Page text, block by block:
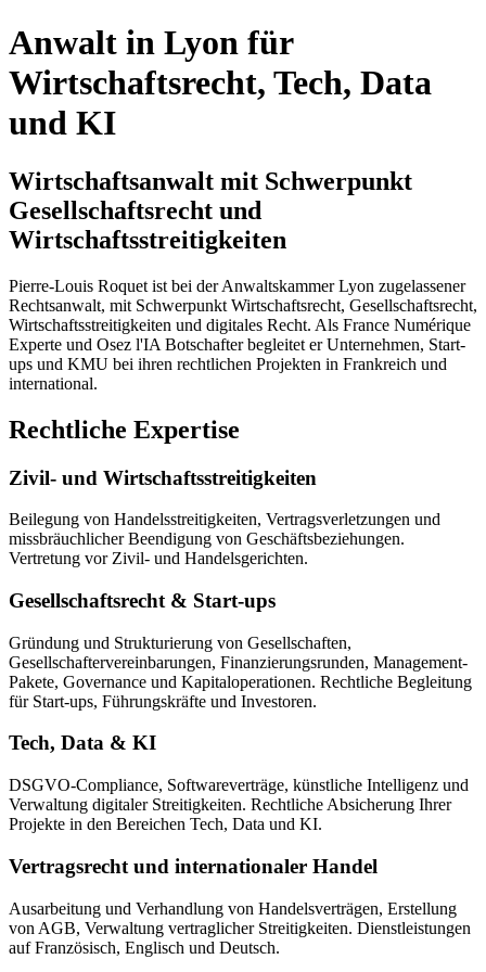
Anwalt in Lyon für
Wirtschaftsrecht, Tech, Data
und KI
Wirtschaftsanwalt mit Schwerpunkt
Gesellschaftsrecht und
Wirtschaftsstreitigkeiten
Pierre-Louis Roquet ist bei der Anwaltskammer Lyon zugelassener
Rechtsanwalt, mit Schwerpunkt Wirtschaftsrecht, Gesellschaftsrecht,
Wirtschaftsstreitigkeiten und digitales Recht. Als France Numérique
Experte und Osez l'IA Botschafter begleitet er Unternehmen, Start-
ups und KMU bei ihren rechtlichen Projekten in Frankreich und
international.
Rechtliche Expertise
Zivil- und Wirtschaftsstreitigkeiten
Beilegung von Handelsstreitigkeiten, Vertragsverletzungen und
missbräuchlicher Beendigung von Geschäftsbeziehungen.
Vertretung vor Zivil- und Handelsgerichten.
Gesellschaftsrecht & Start-ups
Gründung und Strukturierung von Gesellschaften,
Gesellschaftervereinbarungen, Finanzierungsrunden, Management-
Pakete, Governance und Kapitaloperationen. Rechtliche Begleitung
für Start-ups, Führungskräfte und Investoren.
Tech, Data & KI
DSGVO-Compliance, Softwareverträge, künstliche Intelligenz und
Verwaltung digitaler Streitigkeiten. Rechtliche Absicherung Ihrer
Projekte in den Bereichen Tech, Data und KI.
Vertragsrecht und internationaler Handel
Ausarbeitung und Verhandlung von Handelsverträgen, Erstellung
von AGB, Verwaltung vertraglicher Streitigkeiten. Dienstleistungen
auf Französisch, Englisch und Deutsch.